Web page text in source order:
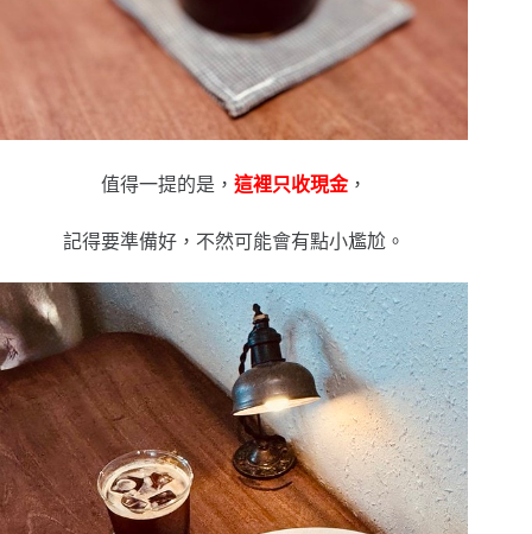
值得一提的是，這裡只收現金，
記得要準備好，不然可能會有點小尷尬。